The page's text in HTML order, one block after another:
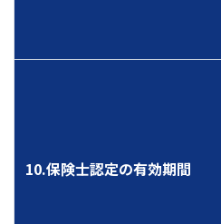
10.保険士認定の有効期間